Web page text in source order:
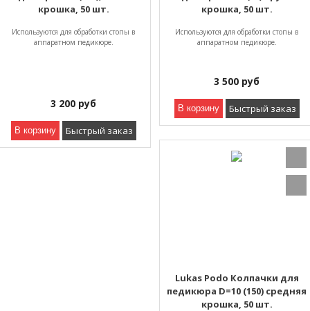
крошка, 50 шт.
Используются для обработки стопы в
аппаратном педикюре.
3 200 руб
В корзину Быстрый заказ
крошка, 50 шт.
Используются для обработки стопы в
аппаратном педикюре.
3 500 руб
В корзину Быстрый заказ
Lukas Podo Колпачки для
педикюра D=10 (150) средняя
крошка, 50 шт.